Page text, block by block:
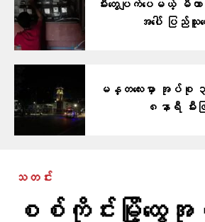
မီးတွေပျက်ပေမယ့် မီ
အပေါ် ပြည်
မန္တလေးမှာ အုပ်စု
၈နာရီ မီ
သတင်း